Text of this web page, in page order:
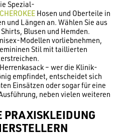
Spezial-
CHEROKEE Hosen und Oberteile in
und Längen an. Wählen Sie aus
Blusen und Hemden.
Modellen vorliebnehmen,
Stil mit taillierten
– wer die Klinik-
empfindet, entscheidet sich
Einsätzen oder sogar für eine
neben vielen weiteren
PRAXISKLEIDUNG